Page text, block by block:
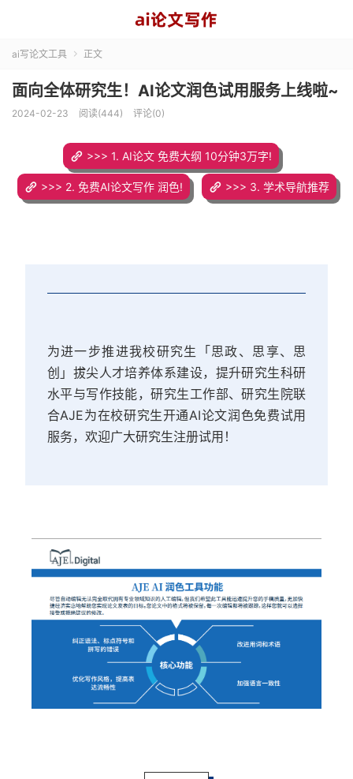
ai写论文工具  正文
面向全体研究生！AI论文润色试用服务上线啦~
2024-02-23 阅读(444) 评论(0)
>>> 1. AI论文 免费大纲 10分钟3万字!
>>> 2. 免费AI论文写作 润色! >>> 3. 学术导航推荐
为进一步推进我校研究生「思政、思享、思
创」拔尖人才培养体系建设，提升研究生科研
水平与写作技能，研究生工作部、研究生院联
合AJE为在校研究生开通AI论文润色免费试用
服务，欢迎广大研究生注册试用！